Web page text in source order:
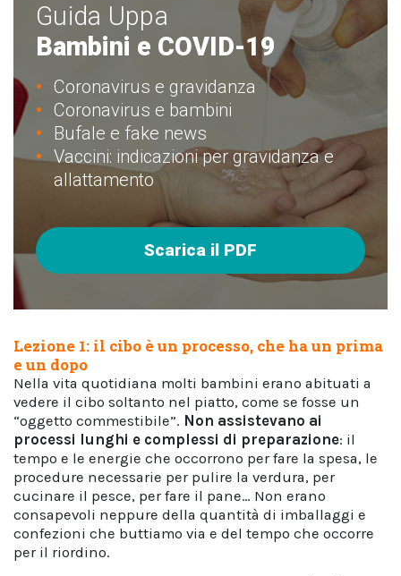
Guida Uppa
Bambini e COVID-19
Coronavirus e gravidanza
Coronavirus e bambini
Bufale e fake news
Vaccini: indicazioni per gravidanza e
allattamento
Scarica il PDF
Lezione 1: il cibo è un processo, che ha un prima
e un dopo
Nella vita quotidiana molti bambini erano abituati a
vedere il cibo soltanto nel piatto, come se fosse un
“oggetto commestibile”. Non assistevano ai
processi lunghi e complessi di preparazione: il
tempo e le energie che occorrono per fare la spesa, le
procedure necessarie per pulire la verdura, per
cucinare il pesce, per fare il pane… Non erano
consapevoli neppure della quantità di imballaggi e
confezioni che buttiamo via e del tempo che occorre
per il riordino.